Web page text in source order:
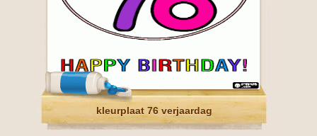
kleurplaat 76 verjaardag